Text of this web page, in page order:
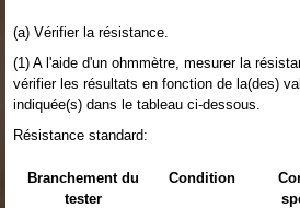
(a) Vérifier la résistance.
(1) A l'aide d'un ohmmètre, mesurer la
vérifier les résultats en fonction de la(des)
indiquée(s) dans le tableau ci-dessous.
Résistance standard:
Branchement du
tester
Condition